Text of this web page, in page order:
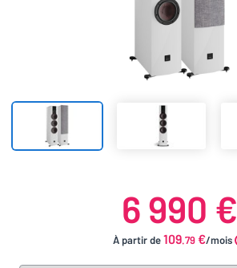
6 990 €
À partir de109.79€/mois